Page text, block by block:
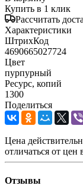
Купить в 1 клик
Рассчитать
Характеристики
ШтрихКод
4690665027724
Цвет
пурпурный
Ресурс, копий
1300
Поделиться
Цена
отличаться от
Отзывы